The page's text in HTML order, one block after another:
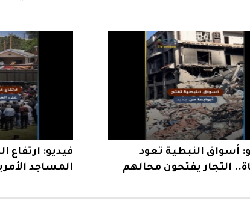
أسواق النبطية تعود
التجار يفتحون محالهم
فيديو: ارتفاع